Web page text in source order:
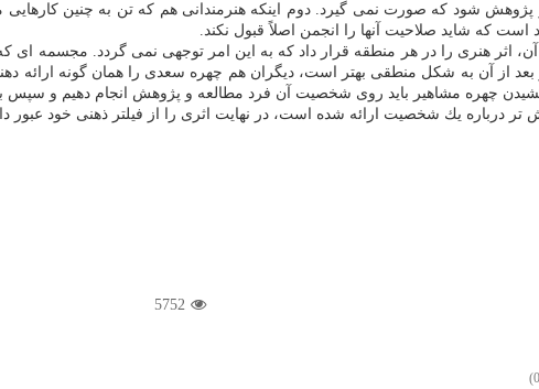
پژوهش شود كه صورت نمی گیرد. دوم اینكه هنرمندانی هم كه تن به چنین
است كه شاید صلاحیت آنها را انجمن اصلاً قبول نكند.
به آن، اثر هنری را در هر منطقه قرار داد كه به این امر توجهی نمی گردد.
آن به شكل منطقی بهتر است، دیگران هم چهره سعدی را همان گونه ارائه دهند؛
چهره مشاهیر باید روی شخصیت آن فرد مطالعه و پژوهش انجام دهیم و سپس
درباره یك شخصیت ارائه شده است، در نهایت اثری را از فیلتر ذهنی خود عبور
5752